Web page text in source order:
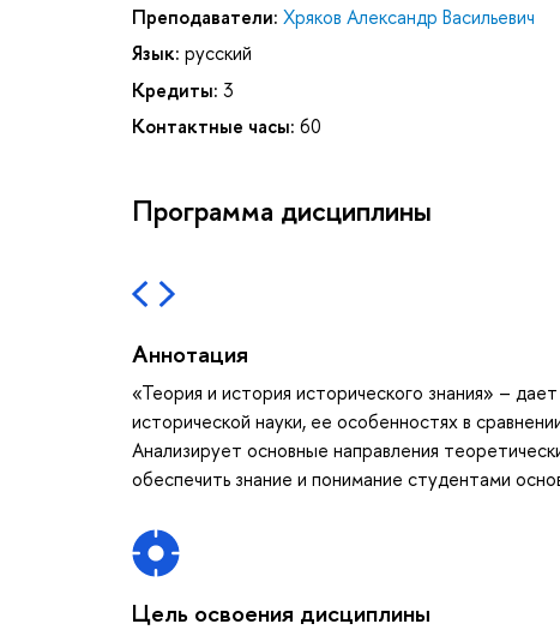
Преподаватели: Хряков Александр Васильевич
Язык: русский
Кредиты: 3
Контактные часы: 60
Программа дисциплины
Аннотация
«Теория и история исторического знания» –
исторической науки, ее особенностях в
Анализирует основные направления
обеспечить знание и понимание студентами
Цель освоения дисциплины